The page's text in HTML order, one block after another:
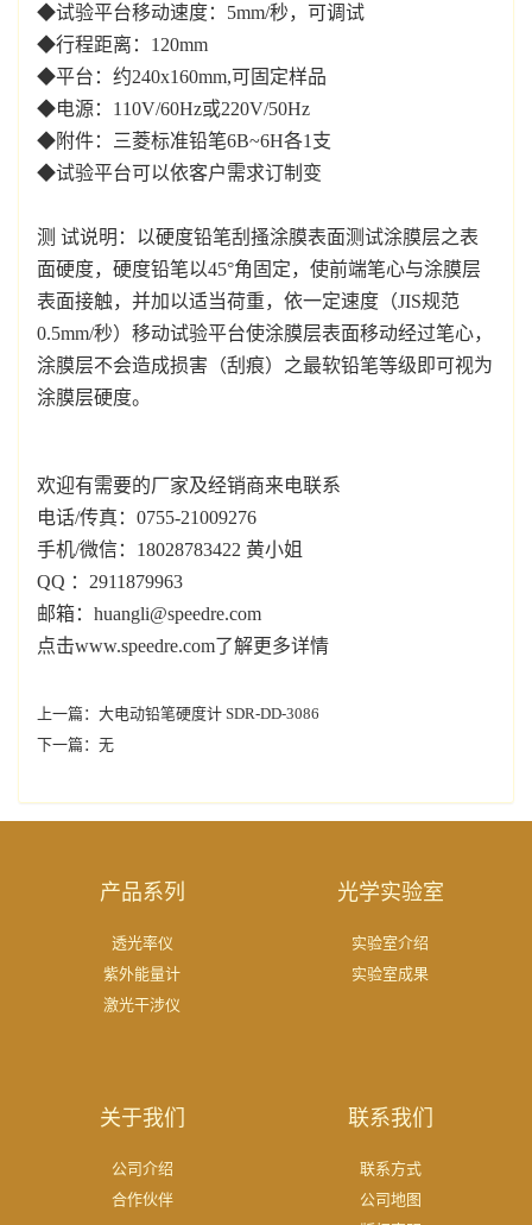
◆试验平台移动速度：5mm/秒，可调试
◆行程距离：120mm
◆平台：约240x160mm,可固定样品
◆电源：110V/60Hz或220V/50Hz
◆附件：三菱标准铅笔6B~6H各1支
◆试验平台可以依客户需求订制变
测 试说明：以硬度铅笔刮搔涂膜表面测试涂膜层之表
面硬度，硬度铅笔以45°角固定，使前端笔心与涂膜层
表面接触，并加以适当荷重，依一定速度（JIS规范
0.5mm/秒）移动试验平台使涂膜层表面移动经过笔心，
涂膜层不会造成损害（刮痕）之最软铅笔等级即可视为
涂膜层硬度。
欢迎有需要的厂家及经销商来电联系
电话/传真：0755-21009276
手机/微信：18028783422 黄小姐
QQ ：2911879963
邮箱：huangli@speedre.com
点击www.speedre.com了解更多详情
上一篇： 大电动铅笔硬度计 SDR-DD-3086
下一篇：无
产品系列
透光率仪
紫外能量计
激光干涉仪
光学实验室
实验室介绍
实验室成果
关于我们
公司介绍
合作伙伴
联系我们
联系方式
公司地图